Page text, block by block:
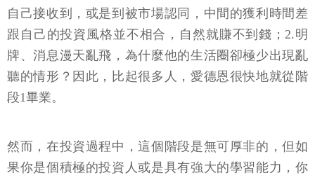
自己接收到，或是到被市場認同，中間的獲利時間差
跟自己的投資風格並不相合，自然就賺不到錢；2.明
牌、消息漫天亂飛，為什麼他的生活圈卻極少出現亂
聽的情形？因此，比起很多人，愛德恩很快地就從階
段1畢業。
然而，在投資過程中，這個階段是無可厚非的，但如
果你是個積極的投資人或是具有強大的學習能力，你